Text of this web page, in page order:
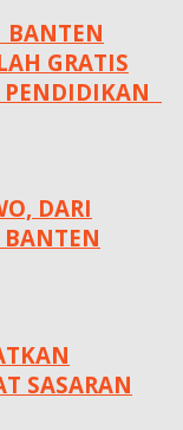
BANTEN
GRATIS
DARI
SASARAN